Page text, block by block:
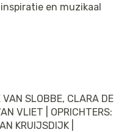
en muzikaal
SLOBBE, CLARA DE
VLIET | OPRICHTERS:
KRUIJSDIJK |